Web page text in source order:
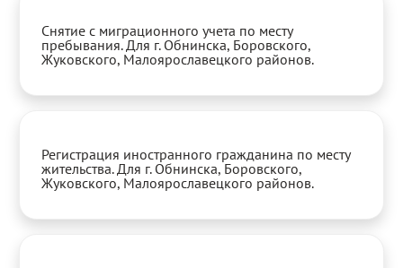
Снятие с миграционного учета по месту
пребывания. Для г. Обнинска, Боровского,
Жуковского, Малоярославецкого районов.
Регистрация иностранного гражданина по месту
жительства. Для г. Обнинска, Боровского,
Жуковского, Малоярославецкого районов.